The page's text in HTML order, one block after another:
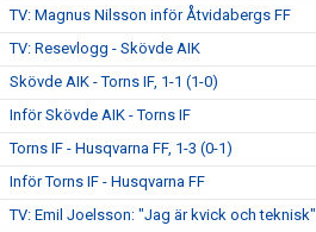
TV: Magnus Nilsson inför Åtvidabergs FF
TV: Resevlogg - Skövde AIK
Skövde AIK - Torns IF, 1-1 (1-0)
Inför Skövde AIK - Torns IF
Torns IF - Husqvarna FF, 1-3 (0-1)
Inför Torns IF - Husqvarna FF
TV: Emil Joelsson: "Jag är kvick och teknisk"